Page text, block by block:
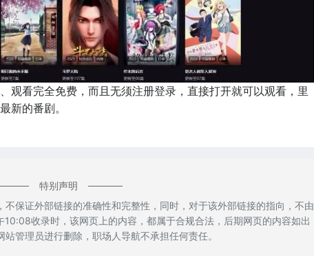
观看完全免费，而且无须注册登录，直接打开就可以观看，里
新的番剧。
特别声明
保证外部链接的准确性和完整性，同时，对于该外部链接的指向，不由
收录时，该网页上的内容，都属于合规合法，后期网页的内容如出
管理员进行删除，职场人导航不承担任何责任。